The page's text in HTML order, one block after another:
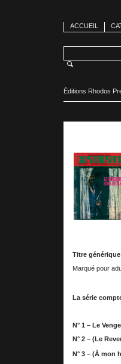
ACCUEIL
Éditions Rhodos
Titre
Marqué pour
La série
N° 1 – Le
N° 2 – (Le
N° 3 – (À mon